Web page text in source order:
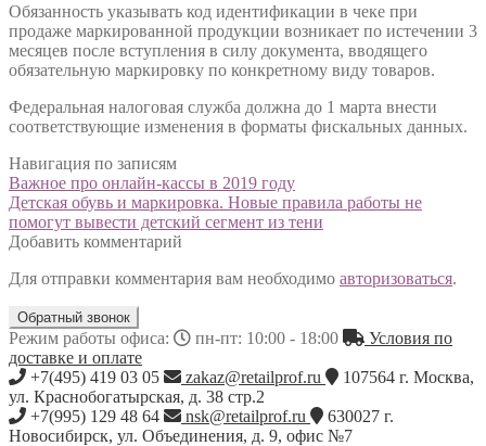
Обязанность указывать код идентификации в чеке при
продаже маркированной продукции возникает по истечении 3
месяцев после вступления в силу документа, вводящего
обязательную маркировку по конкретному виду товаров.
Федеральная налоговая служба должна до 1 марта внести
соответствующие изменения в форматы фискальных данных.
Навигация по записям
Важное про онлайн-кассы в 2019 году
Детская обувь и маркировка. Новые правила работы не
помогут вывести детский сегмент из тени
Добавить комментарий
Для отправки комментария вам необходимо авторизоваться.
Обратный звонок
Режим работы офиса: пн-пт: 10:00 - 18:00
Условия по
доставке и оплате
+7(495) 419 03 05
zakaz@retailprof.ru 107564 г. Москва,
ул. Краснобогатырская, д. 38 стр.2
+7(995) 129 48 64
nsk@retailprof.ru 630027 г.
Новосибирск, ул. Объединения, д. 9, офис №7